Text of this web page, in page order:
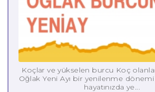
Koçlar ve yükselen burcu Koç
Oğlak Yeni Ayı bir yenilenme
hayatınızda ye...